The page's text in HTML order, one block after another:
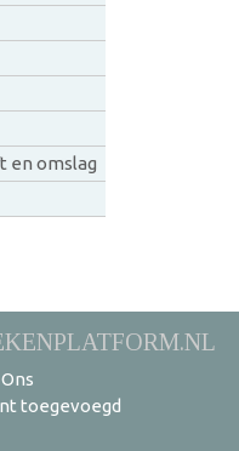
en omslag
toegevoegd